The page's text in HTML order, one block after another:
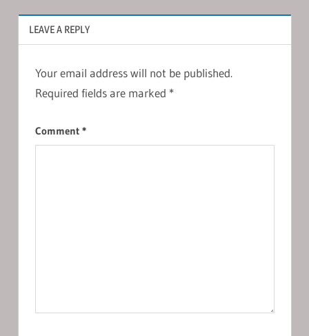
LEAVE A REPLY
Your email address will not be published.
Required fields are marked *
Comment *